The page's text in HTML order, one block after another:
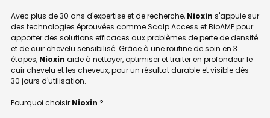
Avec plus de 30 ans d'expertise et de recherche, Nioxin s'appuie sur
des technologies éprouvées comme Scalp Access et BioAMP pour
apporter des solutions efficaces aux problèmes de perte de densité
et de cuir chevelu sensibilisé. Grâce à une routine de soin en 3
étapes, Nioxin aide à nettoyer, optimiser et traiter en profondeur le
cuir chevelu et les cheveux, pour un résultat durable et visible dès
30 jours d'utilisation.
Pourquoi choisir Nioxin ?